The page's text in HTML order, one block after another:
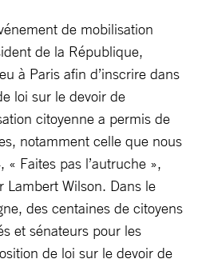
de mobilisation
de la République,
à Paris afin d’inscrire dans
loi sur le devoir de
citoyenne a permis de
notamment celle que nous
Faites pas l’autruche »,
Lambert Wilson. Dans le
des centaines de citoyens
et sénateurs pour les
de loi sur le devoir de